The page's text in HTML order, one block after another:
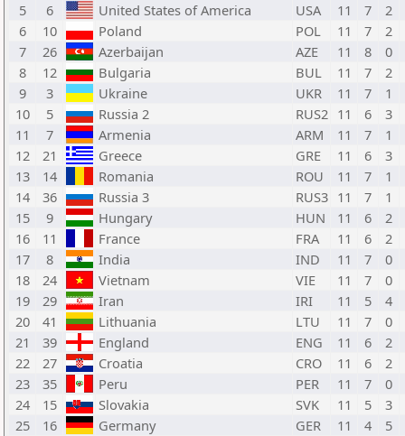
5
6 United States of America USA 11 7
2
6
10 Poland POL 11 7
2
7
26 Azerbaijan AZE 11 8
0
8
12 Bulgaria BUL 11 7
2
9
3 Ukraine UKR 11 7
1
10
5 Russia 2 RUS2 11 6
3
11
7 Armenia ARM 11 7
1
12
21 Greece GRE 11 6
3
13
14 Romania ROU 11 7
1
14
36 Russia 3 RUS3 11 7
1
15
9 Hungary HUN 11 6
2
16
11 France FRA 11 6
2
17
8 India IND 11 7
0
18
24 Vietnam VIE 11 7
0
19
29 Iran IRI 11 5
4
20
41 Lithuania LTU 11 7
0
21
39 England ENG 11 6
2
22
27 Croatia CRO 11 6
2
23
35 Peru PER 11 7
0
24
15 Slovakia SVK 11 5
3
25
16 Germany GER 11 4
5